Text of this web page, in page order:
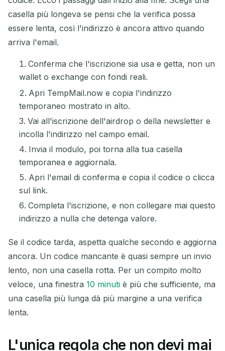
casella più longeva se pensi che la verifica possa
essere lenta, così l'indirizzo è ancora attivo quando
arriva l'email.
Conferma che l'iscrizione sia usa e getta, non un
wallet o exchange con fondi reali.
Apri TempMail.now e copia l'indirizzo
temporaneo mostrato in alto.
Vai all'iscrizione dell'airdrop o della newsletter e
incolla l'indirizzo nel campo email.
Invia il modulo, poi torna alla tua casella
temporanea e aggiornala.
Apri l'email di conferma e copia il codice o clicca
sul link.
Completa l'iscrizione, e non collegare mai questo
indirizzo a nulla che detenga valore.
Se il codice tarda, aspetta qualche secondo e aggiorna
ancora. Un codice mancante è quasi sempre un invio
lento, non una casella rotta. Per un compito molto
veloce, una finestra 10 minuti è più che sufficiente, ma
una casella più lunga dà più margine a una verifica
lenta.
L'unica regola che non devi mai